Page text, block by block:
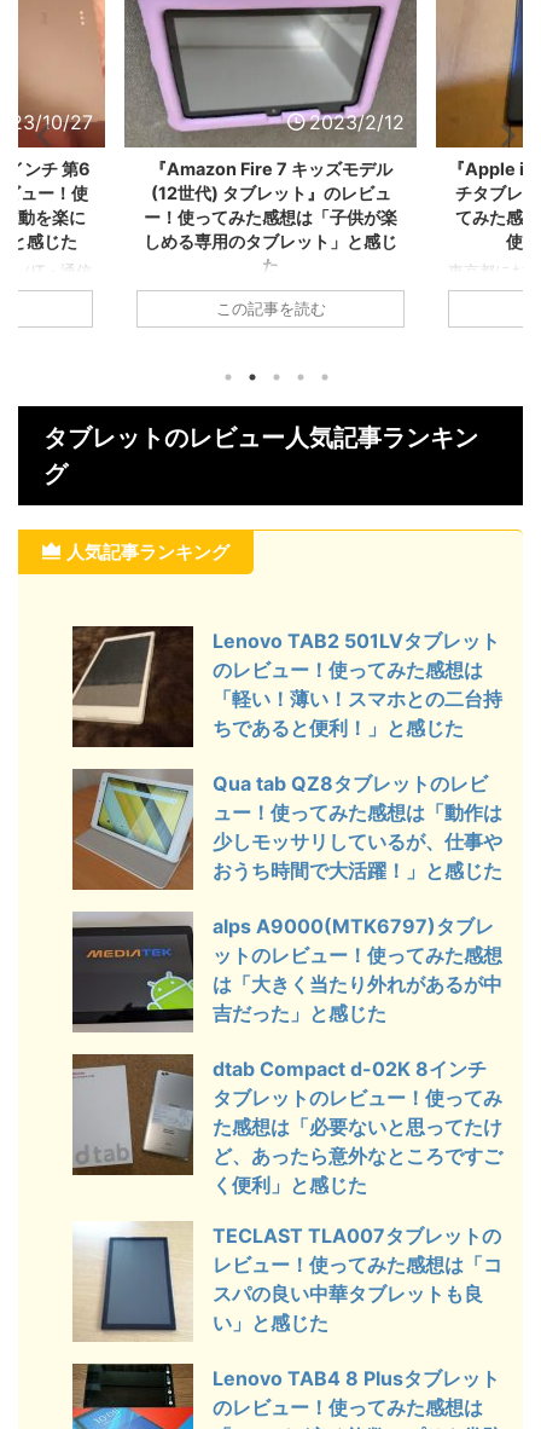
2023/2/12
ズモデル
のレビュ
子供が楽
」と感じ
性（サービ
トを実際に
やイマイチ
すので、ガ
価や口コミ
にしてくだ
ころ 充実し
ブレット
のキッズタ
2022/12/20
『Apple iPad(第10世代) 10.9イン
チタブレット』のレビュー！使っ
てみた感想は「高齢者でも簡単に
使える！」と感じた
東京都にお住いの57歳男性（メーカ
ー系（電気・電子・機械系）：課長）
が2022年10月頃に購入された
みたレビューをご紹介します。 購入
したガジェットを実際に使ってみて良
かったところやイマイチなところをま
とめておりますので、ガジェットを購
いる方は参考にしてください。 気に
に使える 難しいことを考えなくても
感覚的に動かせる WiFiさえつながっ
この記事を読む
Samsung
S Pen
ー！使っ
android
愛知県にお
Samsung
Pen 2019
欲しいと思
ペンの使え
タブレットのレビュー人気記事ランキン
グ
人気記事ランキング
Lenovo TAB2 501LVタブレット
のレビュー！使ってみた感想は
「軽い！薄い！スマホとの二台持
ちであると便利！」と感じた
Qua tab QZ8タブレットのレビ
ュー！使ってみた感想は「動作は
少しモッサリしているが、仕事や
おうち時間で大活躍！」と感じた
alps A9000(MTK6797)タブレ
ットのレビュー！使ってみた感想
は「大きく当たり外れがあるが中
吉だった」と感じた
dtab Compact d-02K 8インチ
タブレットのレビュー！使ってみ
た感想は「必要ないと思ってたけ
ど、あったら意外なところですご
く便利」と感じた
TECLAST TLA007タブレットの
レビュー！使ってみた感想は「コ
スパの良い中華タブレットも良
い」と感じた
Lenovo TAB4 8 Plusタブレット
のレビュー！使ってみた感想は